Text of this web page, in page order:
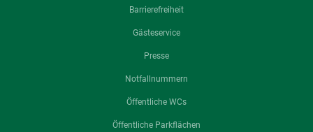
Barrierefreiheit
Gästeservice
Presse
Notfallnummern
Öffentliche WCs
Öffentliche Parkflächen